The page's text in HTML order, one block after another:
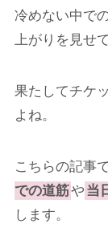
冷めない中で
上がりを見せ
果たしてチケ
よね。
こちらの記事
での道筋や 当
します。